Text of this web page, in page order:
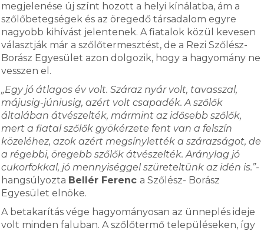
megjelenése új színt hozott a helyi kínálatba, ám a
szőlőbetegségek és az öregedő társadalom egyre
nagyobb kihívást jelentenek. A fiatalok közül kevesen
választják már a szőlőtermesztést, de a Rezi Szőlész-
Borász Egyesület azon dolgozik, hogy a hagyomány ne
vesszen el.
„Egy jó átlagos év volt. Száraz nyár volt, tavasszal,
májusig-júniusig, azért volt csapadék. A szőlők
általában átvészelték, mármint az idősebb szőlők,
mert a fiatal szőlők gyökérzete fent van a felszín
közeléhez, azok azért megsínylették a szárazságot, de
a régebbi, öregebb szőlők átvészelték. Aránylag jó
cukorfokkal, jó mennyiséggel szüreteltünk az idén is.”-
hangsúlyozta Bellér Ferenca Szőlész- Borász
Egyesület elnöke.
A betakarítás vége hagyományosan az ünneplés ideje
volt minden faluban. A szőlőtermő településeken, így